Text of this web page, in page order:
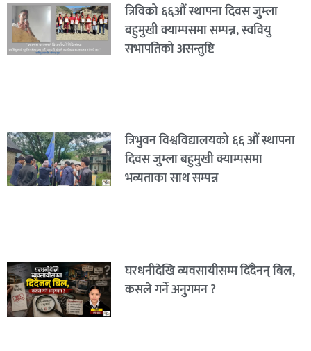
त्रिविको ६६औं स्थापना दिवस जुम्ला
बहुमुखी क्याम्पसमा सम्पन्न, स्ववियु
सभापतिको असन्तुष्टि
त्रिभुवन विश्वविद्यालयको ६६ औं स्थापना
दिवस जुम्ला बहुमुखी क्याम्पसमा
भव्यताका साथ सम्पन्न
घरधनीदेखि व्यवसायीसम्म दिँदैनन् बिल,
कसले गर्ने अनुगमन ?